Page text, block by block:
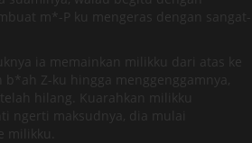
m*-P ku mengeras dengan sangat-
ia memainkan milikku dari atas ke
Z-ku hingga menggenggamnya,
hilang. Kuarahkan milikku
ngerti maksudnya, dia mulai